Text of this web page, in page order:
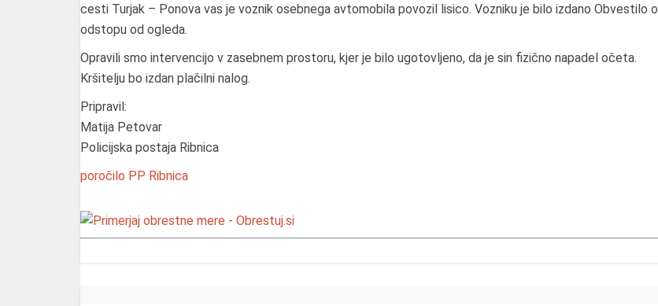
cesti Turjak – Ponova vas je voznik osebnega avtomobila povozil lisico. Vozniku je bilo izdano Obvestilo o
odstopu od ogleda.
Opravili smo intervencijo v zasebnem prostoru, kjer je bilo ugotovljeno, da je sin fizično napadel očeta.
Kršitelju bo izdan plačilni nalog.
Pripravil:
Matija Petovar
Policijska postaja Ribnica
poročilo PP Ribnica